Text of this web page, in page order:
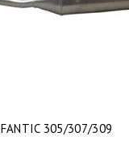
FANTIC 305/307/309